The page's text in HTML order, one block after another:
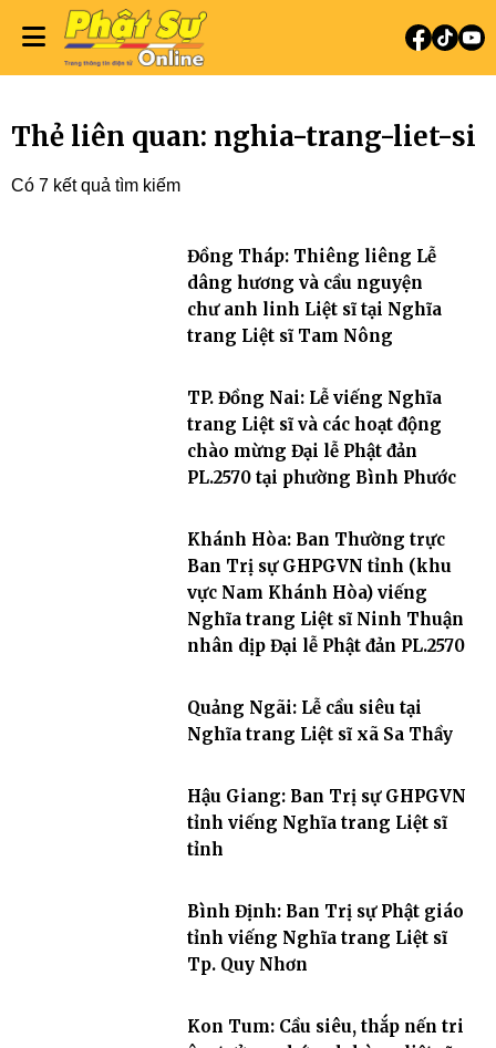
Thẻ liên quan: nghia-trang-liet-si
Có 7 kết quả tìm kiếm
Đồng Tháp: Thiêng liêng Lễ
dâng hương và cầu nguyện
chư anh linh Liệt sĩ tại Nghĩa
trang Liệt sĩ Tam Nông
TP. Đồng Nai: Lễ viếng Nghĩa
trang Liệt sĩ và các hoạt động
chào mừng Đại lễ Phật đản
PL.2570 tại phường Bình Phước
Khánh Hòa: Ban Thường trực
Ban Trị sự GHPGVN tỉnh (khu
vực Nam Khánh Hòa) viếng
Nghĩa trang Liệt sĩ Ninh Thuận
nhân dịp Đại lễ Phật đản PL.2570
Quảng Ngãi: Lễ cầu siêu tại
Nghĩa trang Liệt sĩ xã Sa Thầy
Hậu Giang: Ban Trị sự GHPGVN
tỉnh viếng Nghĩa trang Liệt sĩ
tỉnh
Bình Định: Ban Trị sự Phật giáo
tỉnh viếng Nghĩa trang Liệt sĩ
Tp. Quy Nhơn
Kon Tum: Cầu siêu, thắp nến tri